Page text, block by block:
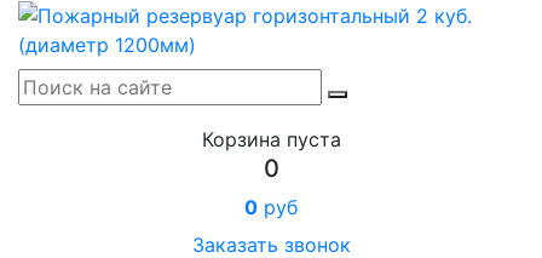
Корзина пуста
0
0 руб
Заказать звонок